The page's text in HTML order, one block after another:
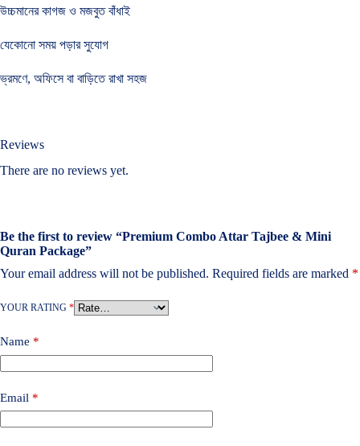
উচ্চমানের কাগজ ও মজবুত বাঁধাই
যেকোনো সময় পড়ার সুযোগ
ভ্রমণে, অফিসে বা বাড়িতে রাখা সহজ
Reviews
There are no reviews yet.
Be the first to review “Premium Combo Attar Tajbee & Mini
Quran Package”
Your email address will not be published. Required fields are marked *
YOUR RATING *
Name *
Email *